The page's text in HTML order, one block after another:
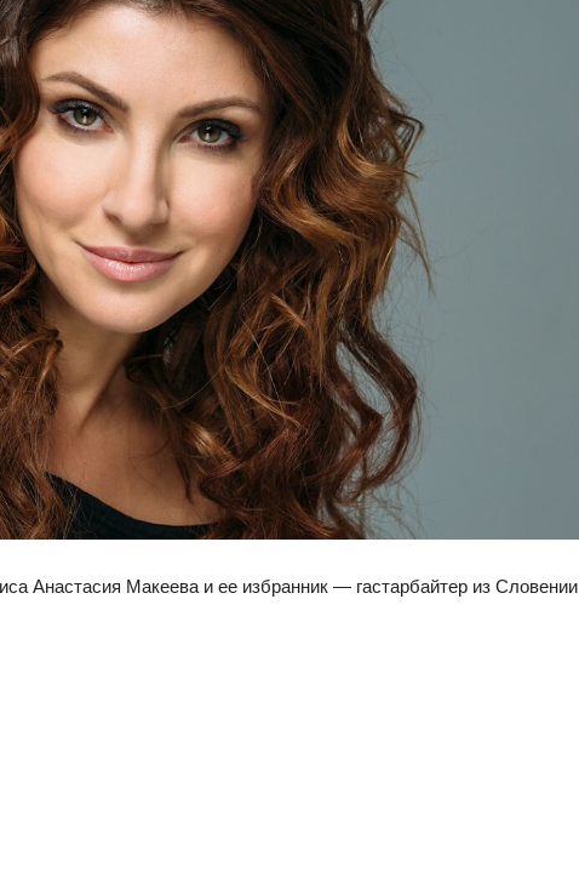
Анастасия Макеева и ее избранник — гастарбайтер из Словении